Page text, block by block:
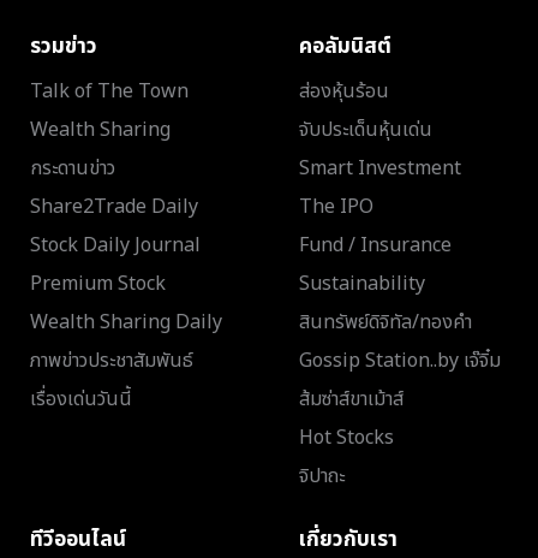
รวมข่าว
Talk of The Town
Wealth Sharing
กระดานข่าว
Share2Trade Daily
Stock Daily Journal
Premium Stock
Wealth Sharing Daily
ภาพข่าวประชาสัมพันธ์
เรื่องเด่นวันนี้
คอลัมนิสต์
ส่องหุ้นร้อน
จับประเด็นหุ้นเด่น
Smart Investment
The IPO
Fund / Insurance
Sustainability
สินทรัพย์ดิจิทัล/ทองคำ
Gossip Station..by เจ๊จิ๋ม
ส้มซ่าส์ขาเม้าส์
Hot Stocks
จิปาถะ
ทีวีออนไลน์ เกี่ยวกับเรา